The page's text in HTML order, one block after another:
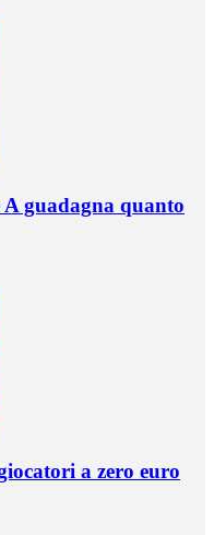
A guadagna quanto
a zero euro